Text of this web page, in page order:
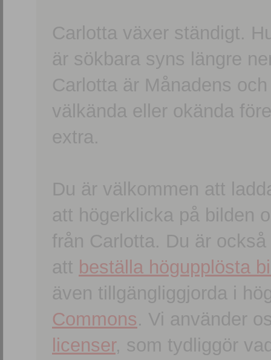
Carlotta växer ständigt.
är sökbara syns längre
Carlotta är Månadens
välkända eller okända
extra.
Du är välkommen att
att högerklicka på bilden
från Carlotta. Du är
att beställa högupplösta
även tillgängliggjorda i
Commons. Vi använder
licenser, som tydliggör